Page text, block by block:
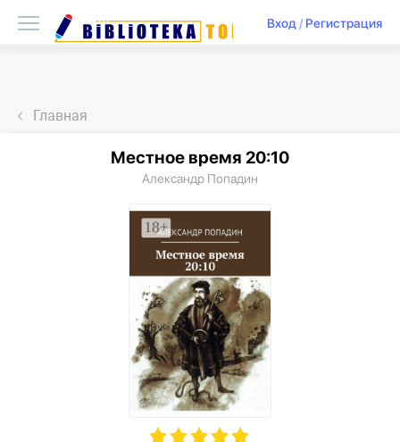
Вход/ Регистрация
Главная
Местное время 20:10
Александр Попадин